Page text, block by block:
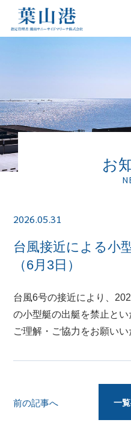
お
2026.05.31
台風接近による小
（6月3日）
台風6号の接近により、
の小型艇の出艇を禁止とい
ご理解・ご協力をお願いい
前の記事へ 一